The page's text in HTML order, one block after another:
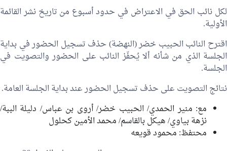
لكل نائب الحق في الاعتراض في حدود أسبوع من تاريخ نشر القائمة
الأولية.
اقترح النائبالحبيب خضر(النهضة) حذف تسجيل الحضور في بداية
الجلسة الذي من شأنه ألا يُحفّز النائب على الحضور والتصويت في
الجلسة.
نتائج التصويت على حذف تسجيل الحضور عند بداية الجلسة العامة.
مع: منير الحمدي/الحبيب خضر/أروى بن عباس/ دليلة الببة/
نزهة بياوي/هيكل بالقاسم/محمد الأمين كحلول
محتفظ: محمود قويعه